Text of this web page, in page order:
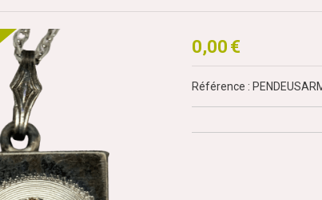
0,00 €
Référence :